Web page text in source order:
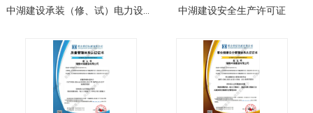
中湖建设承装（修、试）电力设施许可证三级 中湖建设安全生产许可证